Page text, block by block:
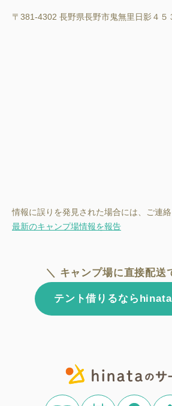
〒381-4302 長野県長野市鬼無里日影４５
情報に誤りを発見された場合には、ご連絡
最新のキャンプ場情報を報告
＼ キャンプ場に直接配送
テント借りるなら